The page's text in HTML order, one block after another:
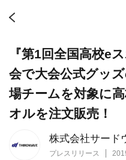
株式会社サード
プレスリリース
『第1回全国高校e
会で大会公式グッ
場チームを対象に
オルを注文販売！